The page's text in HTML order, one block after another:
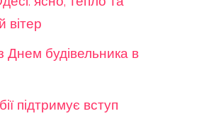
вітер
Днем будівельника в
підтримує вступ